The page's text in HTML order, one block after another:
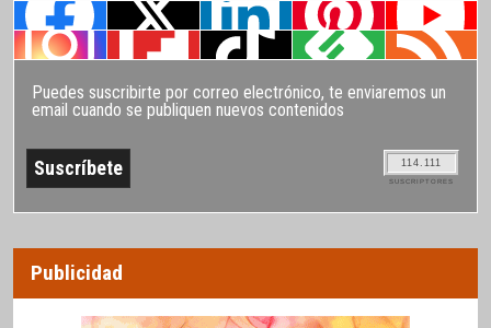
Puedes suscribirte por correo electrónico, te enviaremos un
email cuando se publiquen nuevos contenidos
114.111
SUSCRIPTORES
Publicidad